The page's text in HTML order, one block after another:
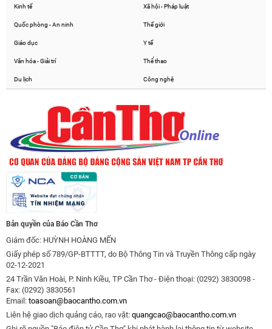
Kinh tế Xã hội - Pháp luật
Quốc phòng - An ninh Thế giới
Giáo dục Y tế
Văn hóa - Giải trí Thể thao
Du lịch Công nghệ
Bản quyền của Báo Cần Thơ
Giám đốc: HUỲNH HOÀNG MẾN
Giấy phép số 789/GP-BTTTT, do Bộ Thông Tin và Truyền Thông cấp ngày
02-12-2021
24 Trần Văn Hoài, P. Ninh Kiều, TP Cần Thơ - Điện thoại: (0292) 3830098 -
Fax: (0292) 3830561
Email: toasoan@baocantho.com.vn
Liên hệ giao dịch quảng cáo, rao vặt: quangcao@baocantho.com.vn